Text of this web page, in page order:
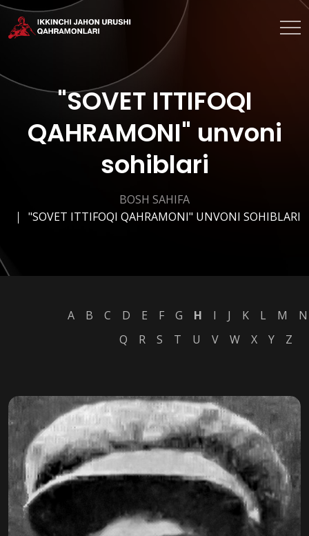
"SOVET ITTIFOQI
QAHRAMONI" unvoni
sohiblari
BOSH SAHIFA
"SOVET ITTIFOQI QAHRAMONI" UNVONI SOHIBLARI
A B C D E F G H I J K L M
N
Q
R S T U V W X Y Z